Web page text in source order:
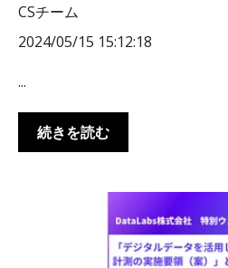
CSチーム
2024/05/15 15:12:18
...
続きを読む